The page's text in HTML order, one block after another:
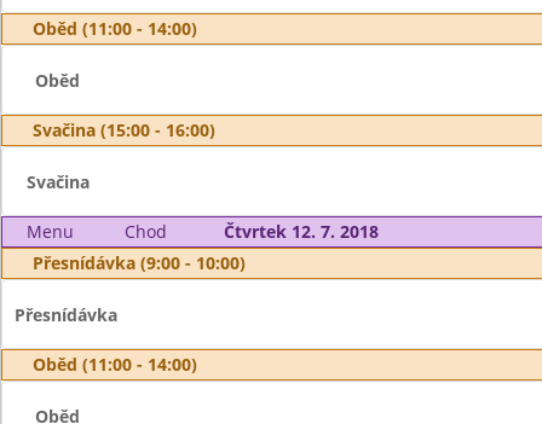
Oběd (11:00 - 14:00)
Oběd
Svačina (15:00 - 16:00)
Svačina
Menu Chod
Čtvrtek 12. 7. 2018
Přesnídávka (9:00 - 10:00)
Přesnídávka
Oběd (11:00 - 14:00)
Oběd